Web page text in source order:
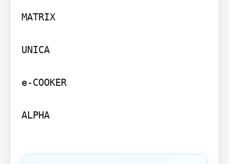
MATRIX
UNICA
e-COOKER
ALPHA